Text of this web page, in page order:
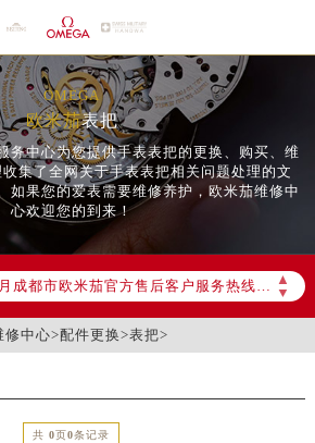
OMEGA
欧米茄表把
务中心为您提供手表表把的更换、购买、维
集了全网关于手表表把相关问题处理的文
如果您的爱表需要维修养护，欧米茄维修中
心欢迎您的到来！
▲
▼
2026年6月成都市欧米茄官方售后客户服务热线：400-877-2083
欧米茄售后服务中心最新网点地址：
修中心>配件更换>表把>
共0页0条记录